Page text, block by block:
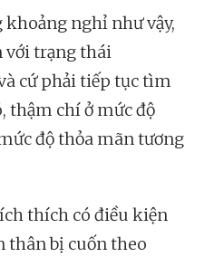
nghỉ như vậy,
với trạng thái
cứ phải tiếp tục tìm
thậm chí ở mức độ
độ thỏa mãn tương
thích có điều kiện
thân bị cuốn theo